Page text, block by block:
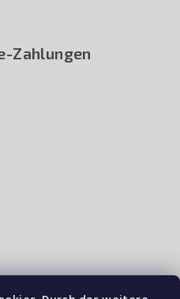
Zahlungen